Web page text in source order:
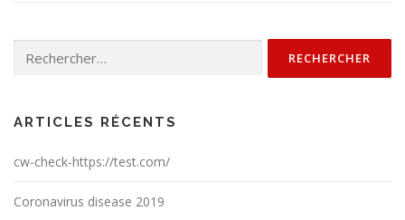
ARTICLES RÉCENTS
cw-check-https://test.com/
Coronavirus disease 2019